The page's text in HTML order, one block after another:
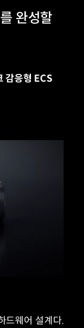
완성할
감응형 ECS
드웨어 설계다.